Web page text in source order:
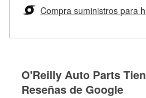
Más información sobre el
medirán tus tambores o discos
ser rectificados con seguridad.
partes de reemplazo correctas
Compra suministros para
O'Reilly Auto Parts
Reseñas de Google